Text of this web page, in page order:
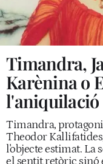
Timandra,
Karènina o
l'aniquilació
Timandra,
Theodor
l'objecte estimat. La
el sentit retòric sinó